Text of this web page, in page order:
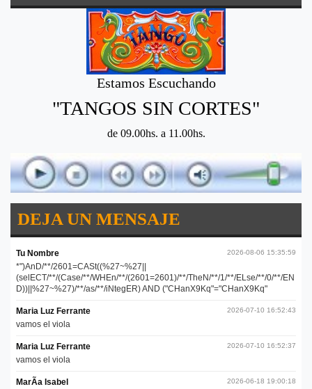
Estamos Escuchando
"TANGOS SIN CORTES"
de 09.00hs. a 11.00hs.
DEJA UN MENSAJE